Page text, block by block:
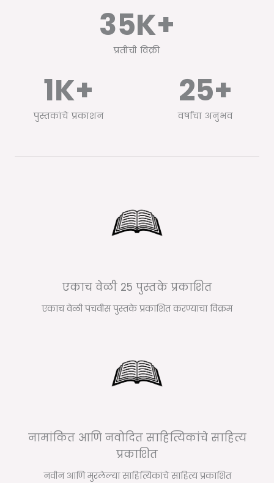
प्रतींची विक्री
35K+
पुस्तकांचे प्रकाशन
1K+
वर्षांचा अनुभव
25+
एकाच वेळी 25 पुस्तके प्रकाशित
एकाच वेळी पंचवीस पुस्तके प्रकाशित करण्याचा विक्रम
नामांकित आणि नवोदित साहित्यिकांचे साहित्य
प्रकाशित
नवीन आणि मुरलेल्या साहित्यिकांचे साहित्य प्रकाशित